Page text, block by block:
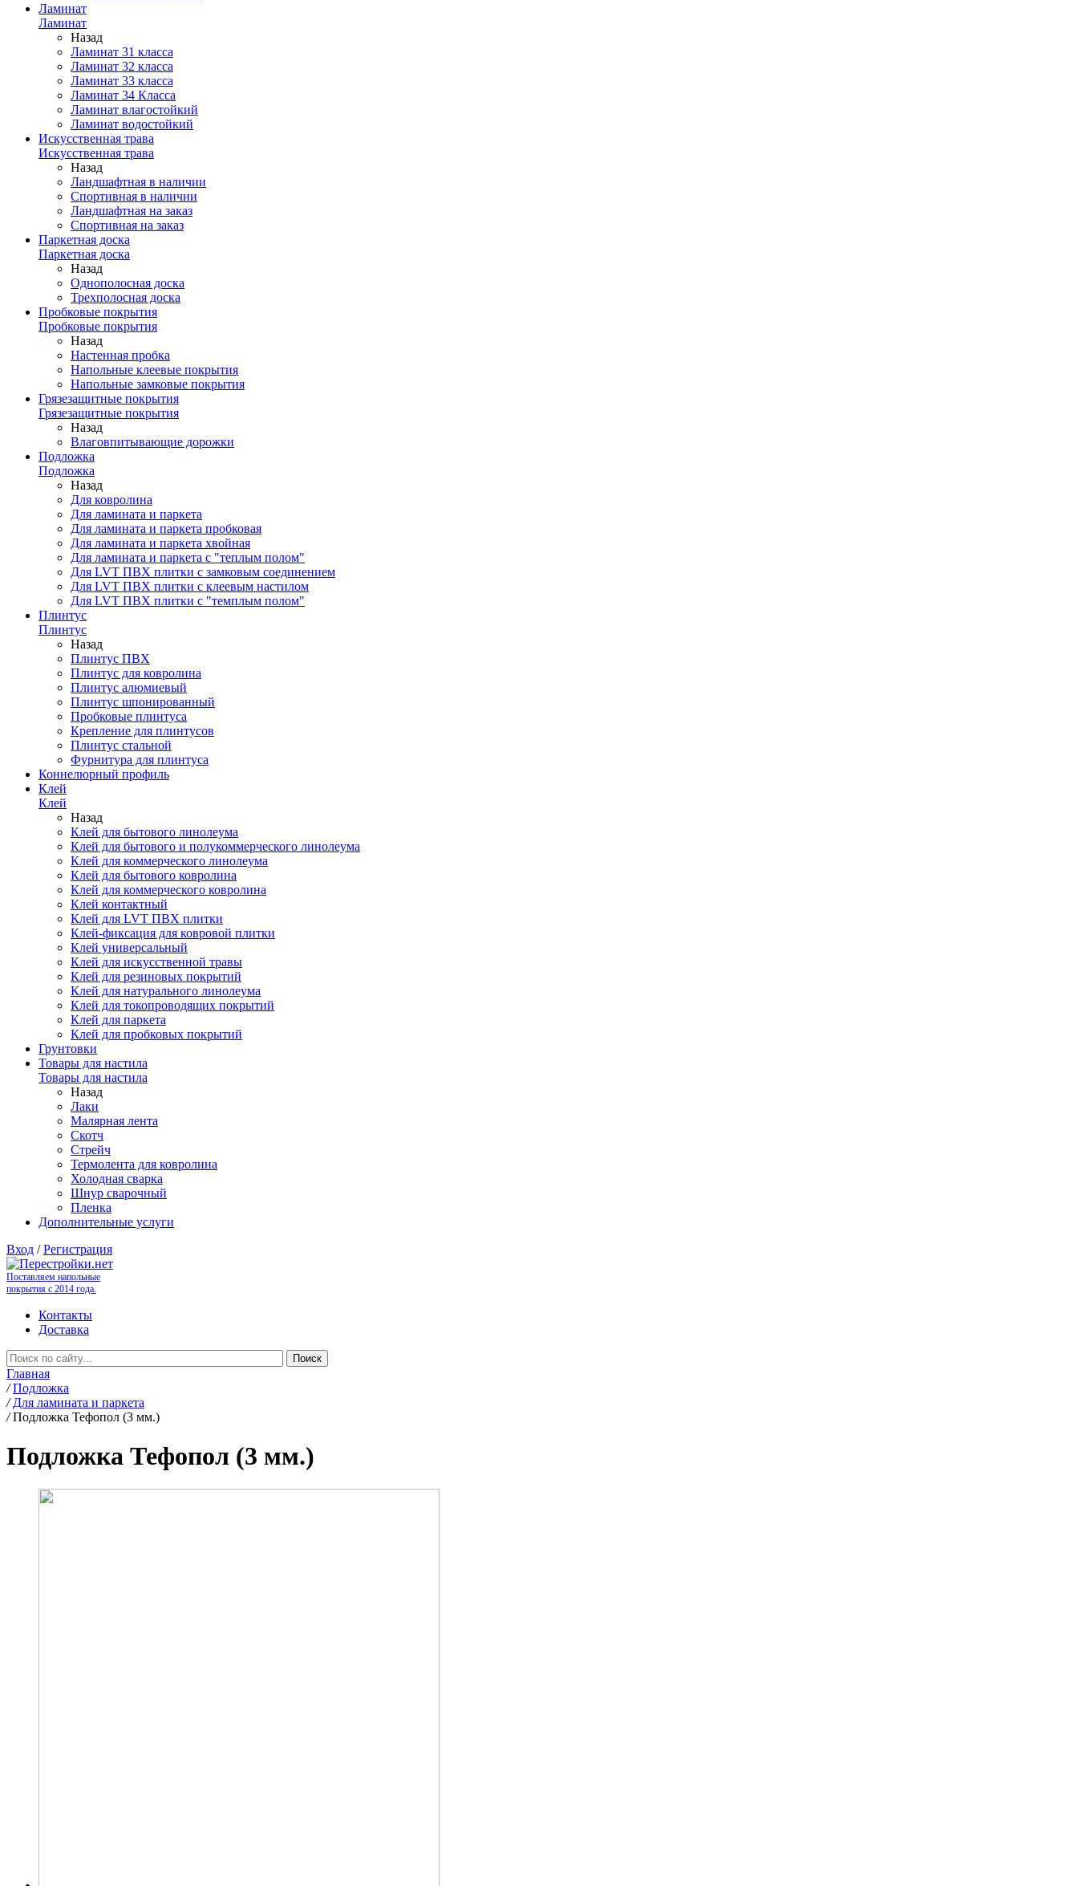
Ламинат
Ламинат
Назад
Ламинат 31 класса
Ламинат 32 класса
Ламинат 33 класса
Ламинат 34 Класса
Ламинат влагостойкий
Ламинат водостойкий
Искусственная трава
Искусственная трава
Назад
Ландшафтная в наличии
Спортивная в наличии
Ландшафтная на заказ
Спортивная на заказ
Паркетная доска
Паркетная доска
Назад
Однополосная доска
Трехполосная доска
Пробковые покрытия
Пробковые покрытия
Назад
Настенная пробка
Напольные клеевые покрытия
Напольные замковые покрытия
Грязезащитные покрытия
Грязезащитные покрытия
Назад
Влаговпитывающие дорожки
Подложка
Подложка
Назад
Для ковролина
Для ламината и паркета
Для ламината и паркета пробковая
Для ламината и паркета хвойная
Для ламината и паркета с "теплым полом"
Для LVT ПВХ плитки с замковым соединением
Для LVT ПВХ плитки с клеевым настилом
Для LVT ПВХ плитки с "темплым полом"
Плинтус
Плинтус
Назад
Плинтус ПВХ
Плинтус для ковролина
Плинтус алюмиевый
Плинтус шпонированный
Пробковые плинтуса
Крепление для плинтусов
Плинтус стальной
Фурнитура для плинтуса
Коннелюрный профиль
Клей
Клей
Назад
Клей для бытового линолеума
Клей для бытового и полукоммерческого линолеума
Клей для коммерческого линолеума
Клей для бытового ковролина
Клей для коммерческого ковролина
Клей контактный
Клей для LVT ПВХ плитки
Клей-фиксация для ковровой плитки
Клей универсальный
Клей для искусственной травы
Клей для резиновых покрытий
Клей для натурального линолеума
Клей для токопроводящих покрытий
Клей для паркета
Клей для пробковых покрытий
Грунтовки
Товары для настила
Товары для настила
Назад
Лаки
Малярная лента
Скотч
Стрейч
Термолента для ковролина
Холодная сварка
Шнур сварочный
Пленка
Дополнительные услуги
Вход /Регистрация
Поставляем напольные
покрытия с 2014 года.
Контакты
Доставка
Главная
/ Подложка
/ Для ламината и паркета
/ Подложка Тефопол (3 мм.)
Подложка Тефопол (3 мм.)